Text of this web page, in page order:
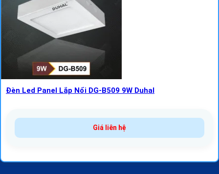
Đèn Led Panel Lắp Nổi DG-B509 9W Duhal
Giá liên hệ